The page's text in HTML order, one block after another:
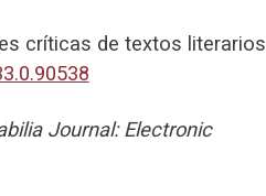
críticas de textos literarios
Journal: Electronic